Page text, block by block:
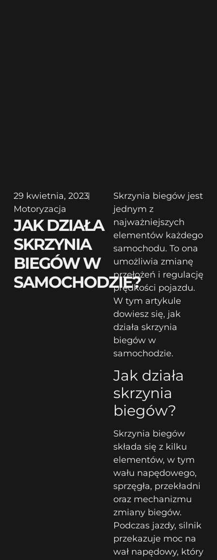
29 kwietnia, 2023
Motoryzacja
JAK DZIAŁA
SKRZYNIA
BIEGÓW W
SAMOCHODZIE?
Skrzynia biegów jest
jednym z
najważniejszych
elementów każdego
samochodu. To ona
umożliwia zmianę
przełożeń i regulację
prędkości pojazdu.
W tym artykule
dowiesz się, jak
działa skrzynia
biegów w
samochodzie.
Jak działa
skrzynia
biegów?
Skrzynia biegów
składa się z kilku
elementów, w tym
wału napędowego,
sprzęgła, przekładni
oraz mechanizmu
zmiany biegów.
Podczas jazdy, silnik
przekazuje moc na
wał napędowy, który